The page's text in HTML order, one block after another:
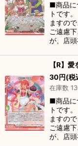
■商品に
トです
ますの
ご遠慮
が、店
【R】
30円(税
在庫数
■商品に
トです
ますの
ご遠慮
が、店